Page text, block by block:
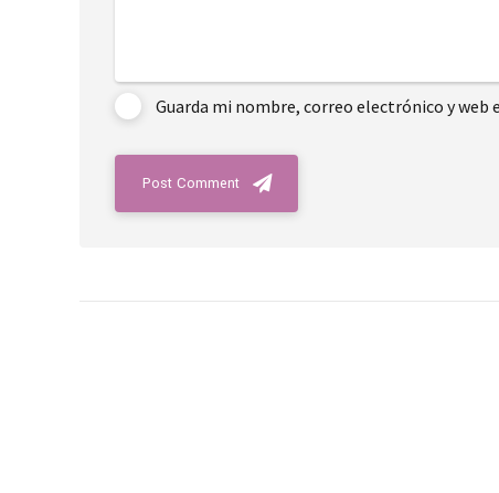
Guarda mi nombre, correo electrónico y web
Post Comment